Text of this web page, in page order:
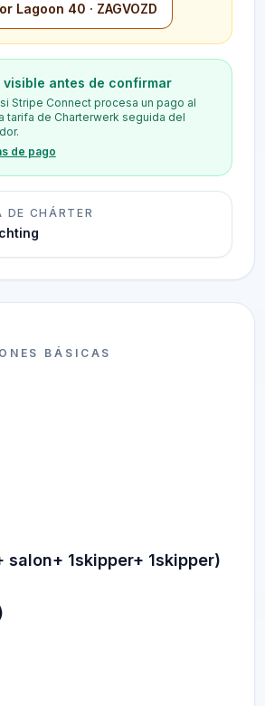
BÁSICAS
salon+ 1skipper+ 1skipper)
Lagoon 40 · ZAGVOZD
visible antes de confirmar
Stripe Connect procesa un pago al
tarifa de Charterwerk seguida del
de pago
DE CHÁRTER